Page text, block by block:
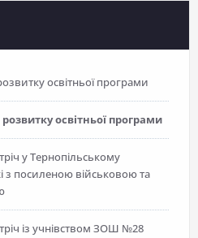
освітньої програми
освітньої програми
у Тернопільському
з посиленою військовою та
із учнівством ЗОШ №28